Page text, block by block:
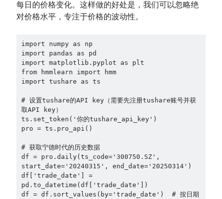
每日的价格变化。这样做的好处是，我们可以忽略绝
对价格水平，专注于价格的波动性。
import numpy as np
import pandas as pd
import matplotlib.pyplot as plt
from hmmlearn import hmm
import tushare as ts
# 设置tushare的API key（需要先注册tushare账号并获
取API key）
ts.set_token('你的tushare_api_key')
pro = ts.pro_api()
# 获取宁德时代的历史数据
df = pro.daily(ts_code='300750.SZ',
start_date='20240315', end_date='20250314')
df['trade_date'] =
pd.to_datetime(df['trade_date'])
df = df.sort_values(by='trade_date')  # 按日期